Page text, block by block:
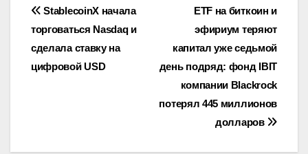
Навигация
по
записям
ETF на биткоин и
эфириум теряют
капитал уже седьмой
день подряд: фонд IBIT
компании Blackrock
потерял 445 миллионов
долларов
StablecoinX начала
торговаться Nasdaq и
сделала ставку на
цифровой USD